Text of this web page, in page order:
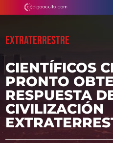
EXTRATERRESTRE
CIENTÍFICOS
PRONTO
RESPUESTA
CIVILIZACIÓN